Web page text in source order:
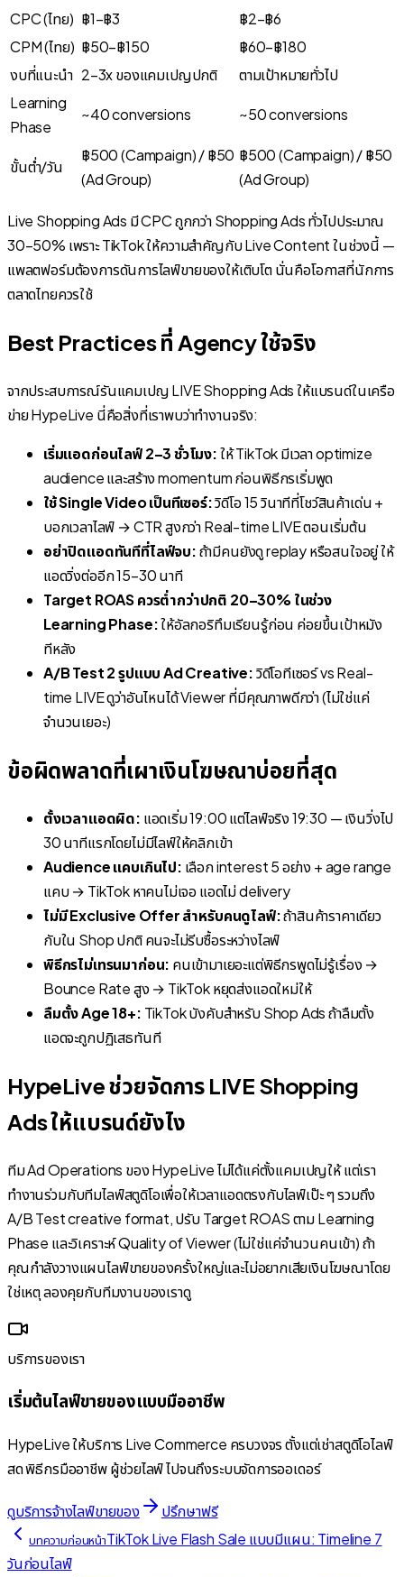
CPC (ไทย) ฿1–฿3
฿2–฿6
CPM (ไทย) ฿50–฿150
฿60–฿180
งบที่แนะนำ 2–3x ของแคมเปญปกติ
ตามเป้าหมายทั่วไป
Learning
Phase
~40 conversions ~50 conversions
ขั้นต่ำ/วัน
฿500 (Campaign) / ฿50
(Ad Group)
฿500 (Campaign) / ฿50
(Ad Group)
Live Shopping Ads มี CPC ถูกกว่า Shopping Ads ทั่วไปประมาณ
30–50% เพราะ TikTok ให้ความสำคัญกับ Live Content ในช่วงนี้ —
แพลตฟอร์มต้องการดันการไลฟ์ขายของให้เติบโต นั่นคือโอกาสที่นักการ
ตลาดไทยควรใช้
Best Practices ที่ Agency ใช้จริง
จากประสบการณ์รันแคมเปญ LIVE Shopping Ads ให้แบรนด์ในเครือ
ข่าย HypeLive นี่คือสิ่งที่เราพบว่าทำงานจริง:
เริ่มแอดก่อนไลฟ์ 2–3 ชั่วโมง:ให้ TikTok มีเวลา optimize
audience และสร้าง momentum ก่อนพิธีกรเริ่มพูด
ใช้ Single Video เป็นทีเซอร์:วิดีโอ 15 วินาทีที่โชว์สินค้าเด่น +
บอกเวลาไลฟ์ → CTR สูงกว่า Real-time LIVE ตอนเริ่มต้น
อย่าปิดแอดทันทีที่ไลฟ์จบ:ถ้ามีคนยังดู replay หรือสนใจอยู่ ให้
แอดวิ่งต่ออีก 15–30 นาที
Target ROAS ควรต่ำกว่าปกติ 20–30% ในช่วง
Learning Phase:ให้อัลกอริทึมเรียนรู้ก่อน ค่อยขึ้นเป้าหมัง
ทีหลัง
A/B Test 2 รูปแบบ Ad Creative:วิดีโอทีเซอร์ vs Real-
time LIVE ดูว่าอันไหนได้ Viewer ที่มีคุณภาพดีกว่า (ไม่ใช่แค่
จำนวนเยอะ)
ข้อผิดพลาดที่เผาเงินโฆษณาบ่อยที่สุด
ตั้งเวลาแอดผิด: แอดเริ่ม 19:00 แต่ไลฟ์จริง 19:30 — เงินวิ่งไป
30 นาทีแรกโดยไม่มีไลฟ์ให้คลิกเข้า
Audience แคบเกินไป: เลือก interest 5 อย่าง + age range
แคบ → TikTok หาคนไม่เจอ แอดไม่ delivery
ไม่มี Exclusive Offer สำหรับคนดูไลฟ์:ถ้าสินค้าราคาเดียว
กับใน Shop ปกติ คนจะไม่รีบซื้อระหว่างไลฟ์
พิธีกรไม่เทรนมาก่อน: คนเข้ามาเยอะแต่พิธีกรพูดไม่รู้เรื่อง →
Bounce Rate สูง → TikTok หยุดส่งแอดใหม่ให้
ลืมตั้ง Age 18+: TikTok บังคับสำหรับ Shop Ads ถ้าลืมตั้ง
แอดจะถูกปฏิเสธทันที
HypeLive ช่วยจัดการ LIVE Shopping
Ads ให้แบรนด์ยังไง
ทีม Ad Operations ของ HypeLive ไม่ได้แค่ตั้งแคมเปญให้ แต่เรา
ทำงานร่วมกับทีมไลฟ์สตูดิโอเพื่อให้เวลาแอดตรงกับไลฟ์เป๊ะ ๆ รวมถึง
A/B Test creative format, ปรับ Target ROAS ตาม Learning
Phase และวิเคราะห์ Quality of Viewer (ไม่ใช่แค่จำนวนคนเข้า) ถ้า
คุณกำลังวางแผนไลฟ์ขายของครั้งใหญ่และไม่อยากเสียเงินโฆษณาโดย
ใช่เหตุ ลองคุยกับทีมงานของเราดู
บริการของเรา
เริ่มต้นไลฟ์ขายของแบบมืออาชีพ
HypeLive ให้บริการ Live Commerce ครบวงจร ตั้งแต่เช่าสตูดิโอไลฟ์
สด พิธีกรมืออาชีพ ผู้ช่วยไลฟ์ ไปจนถึงระบบจัดการออเดอร์
ดูบริการจ้างไลฟ์ขายของ ปรึกษาฟรี
บทความก่อนหน้าTikTok Live Flash Sale แบบมีแผน: Timeline 7
วันก่อนไลฟ์